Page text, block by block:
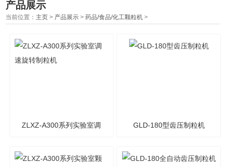
产品展示
当前位置： 主页 > 产品展示 >药品/食品/化工颗粒机 >
ZLXZ-A300系列实验室调 GLD-180型齿压制粒机